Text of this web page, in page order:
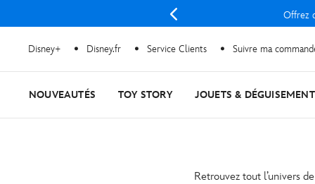
Offrez
Disney+ Disney.fr Service Clients Suivre ma
NOUVEAUTÉS TOY STORY JOUETS &
Retrouvez tout l’univers